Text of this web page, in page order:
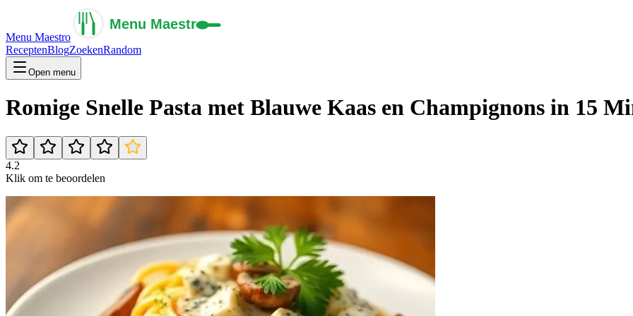
Menu Maestro
ReceptenBlogZoekenRandom
Open menu
Romige Snelle Pasta met Blauwe Kaas en Champignons in 15
4.2
Klik om te beoordelen